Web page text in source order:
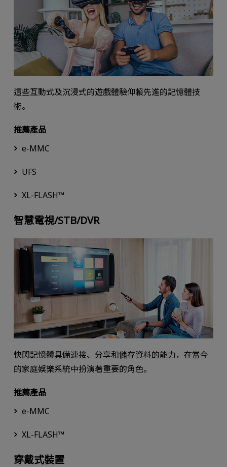
這些互動式及沉浸式的遊戲體驗仰賴先進的記憶體技
術。
推薦產品
e-MMC
UFS
XL-FLASH™
智慧電視/STB/DVR
快閃記憶體具備連接、分享和儲存資料的能力，在當今
的家庭娛樂系統中扮演著重要的角色。
推薦產品
e-MMC
XL-FLASH™
穿戴式裝置